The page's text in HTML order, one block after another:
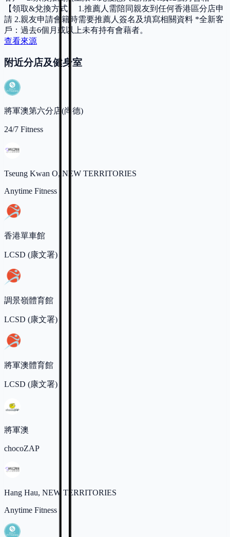
【領取&兌換方式】 1.推薦人需陪同親友到任何香港區分店申
請 2.親友申請會籍時需要推薦人簽名及填寫相關資料 *全新客
戶：過去6個月或以上未有持有會藉者。
查看來源
附近分店及健身室
將軍澳第六分店(尚德)
24/7 Fitness
Tseung Kwan O, NEW TERRITORIES
Anytime Fitness
香港單車館
LCSD (康文署)
調景嶺體育館
LCSD (康文署)
將軍澳體育館
LCSD (康文署)
將軍澳
chocoZAP
Hang Hau, NEW TERRITORIES
Anytime Fitness